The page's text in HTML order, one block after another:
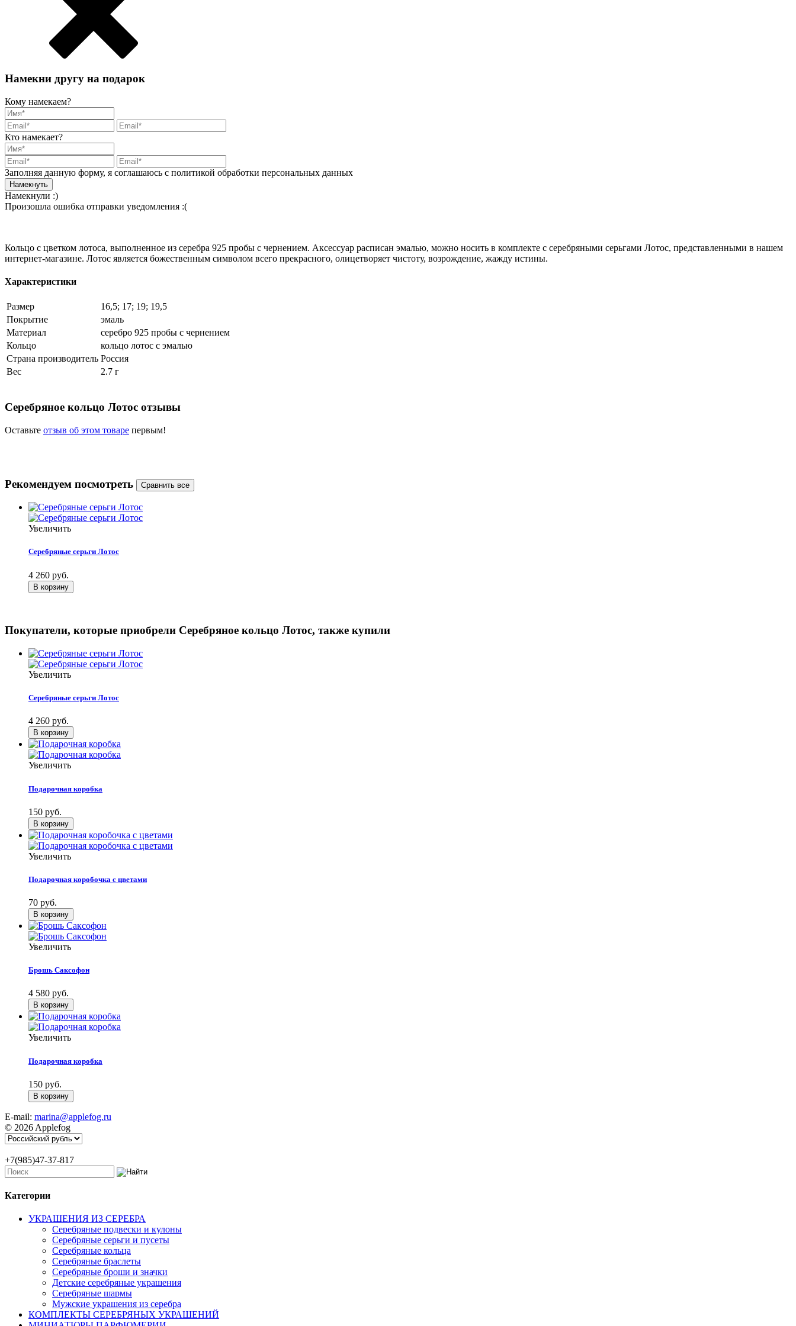
Намекни другу на подарок
Кому намекаем?
Кто намекает?
Заполняя данную форму, я соглашаюсь с политикой обработки персональных данных
Намекнули :)
Произошла ошибка отправки уведомления :(
Кольцо с цветком лотоса, выполненное из серебра 925 пробы с чернением. Аксессуар расписан эмалью, можно носить в комплекте с серебряными серьгами Лотос, представленными в нашем
интернет-магазине. Лотос является божественным символом всего прекрасного, олицетворяет чистоту, возрождение, жажду истины.
Характеристики
Размер
16,5; 17; 19; 19,5
Покрытие
эмаль
Материал
серебро 925 пробы с чернением
Кольцо
кольцо лотос с эмалью
Страна производитель Россия
Вес
2.7 г
Серебряное кольцо Лотос отзывы
Оставьте отзыв об этом товаре первым!
Рекомендуем посмотреть
Увеличить
Серебряные серьги Лотос
4 260 руб.
Покупатели, которые приобрели Серебряное кольцо Лотос, также купили
Увеличить
Серебряные серьги Лотос
4 260 руб.
Увеличить
Подарочная коробка
150 руб.
Увеличить
Подарочная коробочка с цветами
70 руб.
Увеличить
Брошь Саксофон
4 580 руб.
Увеличить
Подарочная коробка
150 руб.
E-mail: marina@applefog.ru
© 2026 Applefog
+7(985)47-37-817
Категории
УКРАШЕНИЯ ИЗ СЕРЕБРА
Серебряные подвески и кулоны
Серебряные серьги и пусеты
Серебряные кольца
Серебряные браслеты
Серебряные броши и значки
Детские серебряные украшения
Серебряные шармы
Мужские украшения из серебра
КОМПЛЕКТЫ СЕРЕБРЯНЫХ УКРАШЕНИЙ